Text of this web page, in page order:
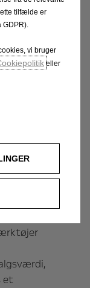
og
som
er
af
et
tilfælde er
vi bruger
eller